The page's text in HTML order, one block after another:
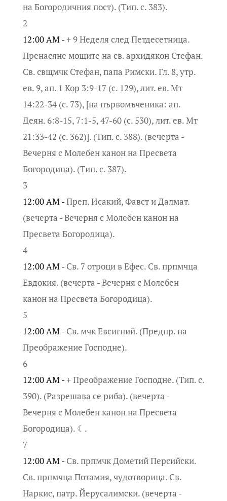
на Богородичния пост). (Тип. с. 383).
2
12:00 AM -+ 9 Неделя след Петдесетница.
Пренасяне мощите на св. архидякон Стефан.
Св. свщмчк Стефан, папа Римски. Гл. 8, утр.
ев. 9, ап. 1 Кор 3:9-17 (с. 129), лит. ев. Мт
14:22-34 (с. 73), [на първомъченика: ап.
Деян. 6:8-15, 7:1-5, 47-60 (с. 530), лит. ев. Мт
21:33-42 (с. 362)]. (Тип. с. 388). (вечерта -
Вечерня с Молебен канон на Пресвета
Богородица). (Тип. с. 387).
3
12:00 AM -Преп. Исакий, Фавст и Далмат.
(вечерта - Вечерня с Молебен канон на
Пресвета Богородица).
4
12:00 AM - Св. 7 отроци в Ефес. Св. прпмчца
Евдокия. (вечерта - Вечерня с Молебен
канон на Пресвета Богородица).
5
12:00 AM - Св. мчк Евсигний. (Предпр. на
Преображение Господне).
6
12:00 AM -+ Преображение Господне. (Тип. с.
390). (Разрешава се риба). (вечерта -
Вечерня с Молебен канон на Пресвета
Богородица). ☾.
7
12:00 AM - Св. прпмчк Дометий Персийски.
Св. прпмчца Потамия, чудотворица. Св.
Наркис, патр. Йерусалимски. (вечерта -